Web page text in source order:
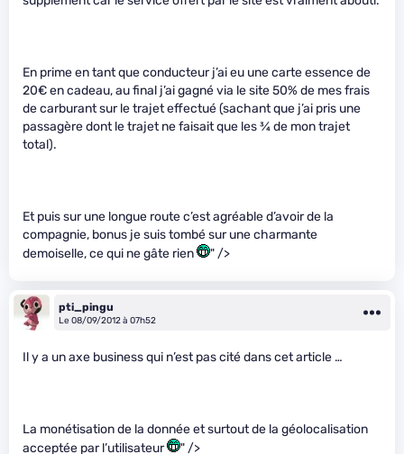
En prime en tant que conducteur j’ai eu une carte essence de
20€ en cadeau, au final j’ai gagné via le site 50% de mes frais
de carburant sur le trajet effectué (sachant que j’ai pris une
passagère dont le trajet ne faisait que les3⁄4de mon trajet
total).
Et puis sur une longue route c’est agréable d’avoir de la
compagnie, bonus je suis tombé sur une charmante
demoiselle, ce qui ne gâte rien
" />
pti_pingu
Le 08/09/2012 à 07h52
Il y a un axe business qui n’est pas cité dans cet article …
La monétisation de la donnée et surtout de la géolocalisation
acceptée par l’utilisateur
" />